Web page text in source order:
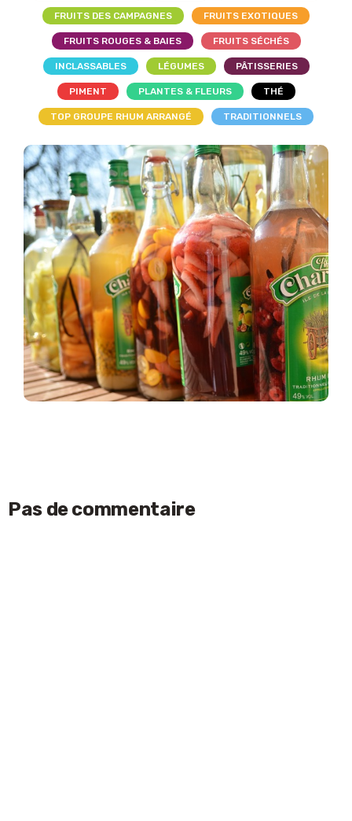
FRUITS DES CAMPAGNES FRUITS EXOTIQUES
FRUITS ROUGES & BAIES FRUITS SÉCHÉS
INCLASSABLES LÉGUMES PÂTISSERIES
PIMENT PLANTES & FLEURS THÉ
TOP GROUPE RHUM ARRANGÉ TRADITIONNELS
Pas de commentaire